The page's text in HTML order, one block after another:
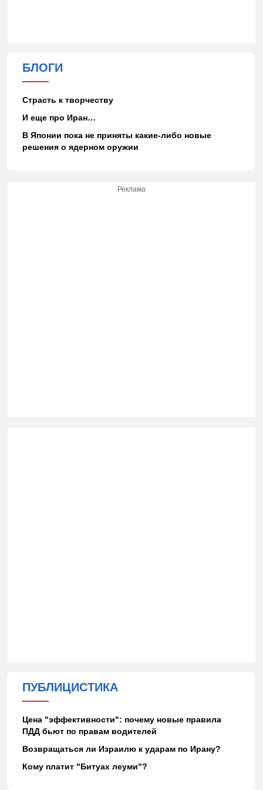
БЛОГИ
Страсть к творчеству
И еще про Иран…
В Японии пока не приняты какие-либо новые
решения о ядерном оружии
Реклама
ПУБЛИЦИСТИКА
Цена "эффективности": почему новые правила
ПДД бьют по правам водителей
Возвращаться ли Израилю к ударам по Ирану?
Кому платит "Битуах леуми"?